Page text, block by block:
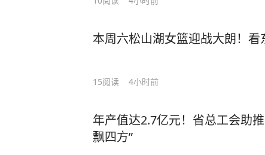
本周六松山湖女篮迎战大朗！
15阅读 4小时前
年产值达2.7亿元！省总工会助
飘四方”